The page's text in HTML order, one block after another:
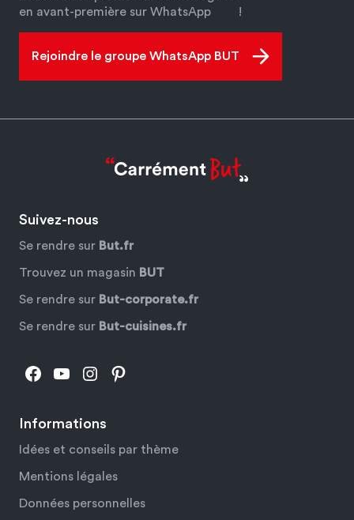
en avant-première sur WhatsApp
!
Rejoindre le groupe WhatsApp BUT
Informations
Idées et conseils par thème
Mentions légales
Données personnelles
Suivez-nous
Se rendre sur But.fr
Trouvez un magasin BUT
Se rendre sur But-corporate.fr
Se rendre sur But-cuisines.fr
Facebook
YouTube
Instagram
Pinterest